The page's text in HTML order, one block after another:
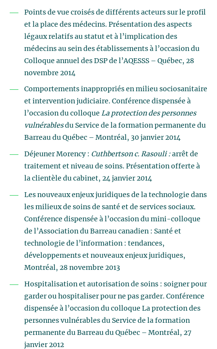
Points de vue croisés de différents acteurs sur le profil
et la place des médecins. Présentation des aspects
légaux relatifs au statut et à l’implication des
médecins au sein des établissements à l’occasion du
Colloque annuel des DSP de l’AQESSS – Québec, 28
novembre 2014
Comportements inappropriés en milieu sociosanitaire
et intervention judiciaire. Conférence dispensée à
l’occasion du colloque La protection des personnes
vulnérablesdu Service de la formation permanente du
Barreau du Québec – Montréal, 30 janvier 2014
Déjeuner Morency : Cuthbertson c. Rasouli : arrêt de
traitement et niveau de soins. Présentation offerte à
la clientèle du cabinet, 24 janvier 2014
Les nouveaux enjeux juridiques de la technologie dans
les milieux de soins de santé et de services sociaux.
Conférence dispensée à l’occasion du mini-colloque
de l’Association du Barreau canadien : Santé et
technologie de l’information : tendances,
développements et nouveaux enjeux juridiques,
Montréal, 28 novembre 2013
Hospitalisation et autorisation de soins : soigner pour
garder ou hospitaliser pour ne pas garder. Conférence
dispensée à l’occasion du colloque La protection des
personnes vulnérables du Service de la formation
permanente du Barreau du Québec – Montréal, 27
janvier 2012